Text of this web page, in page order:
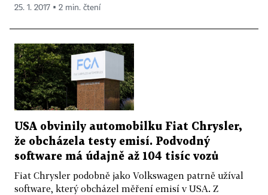
25. 1. 2017 ▪ 2 min. čtení
USA obvinily automobilku Fiat Chrysler,
že obcházela testy emisí. Podvodný
software má údajně až 104 tisíc vozů
Fiat Chrysler podobně jako Volkswagen patrně užíval
software, který obcházel měření emisí v USA. Z